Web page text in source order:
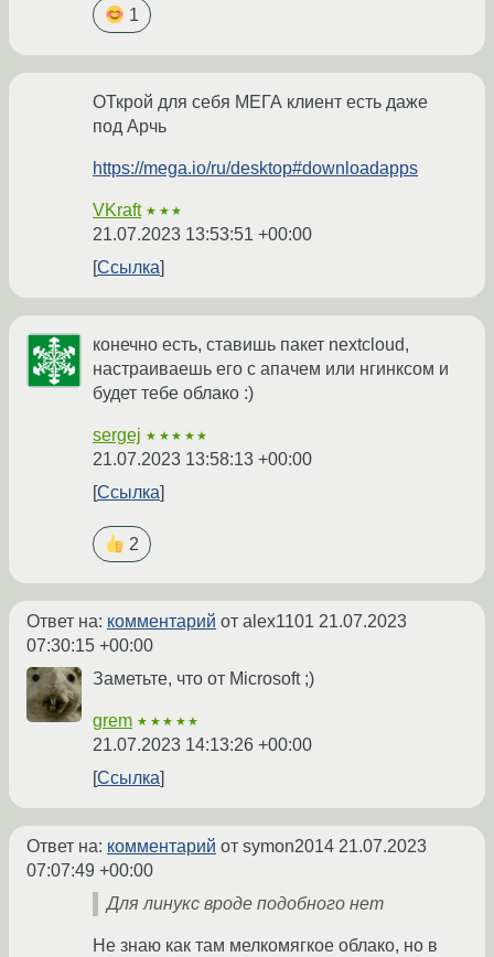
1
ОТкрой для себя МЕГА клиент есть даже
под Арчь
https://mega.io/ru/desktop#downloadapps
VKraft ★★★
21.07.2023 13:53:51 +00:00
Ссылка
конечно есть, ставишь пакет nextcloud,
настраиваешь его с апачем или нгинксом и
будет тебе облако :)
sergej ★★★★★
21.07.2023 13:58:13 +00:00
Ссылка
2
Ответ на: комментарий от alex1101 21.07.2023
07:30:15 +00:00
Заметьте, что от Microsoft ;)
grem ★★★★★
21.07.2023 14:13:26 +00:00
Ссылка
Ответ на: комментарий от symon2014 21.07.2023
07:07:49 +00:00
Для линукс вроде подобного нет
Не знаю как там мелкомягкое облако, но в